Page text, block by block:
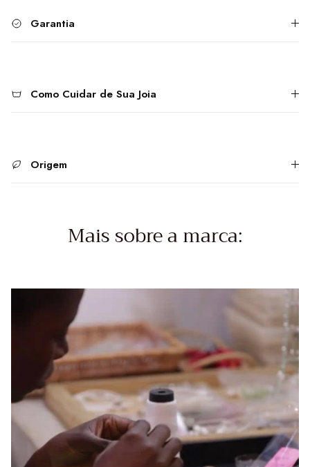
Garantia
Como Cuidar de Sua Joia
Origem
Mais sobre a marca: